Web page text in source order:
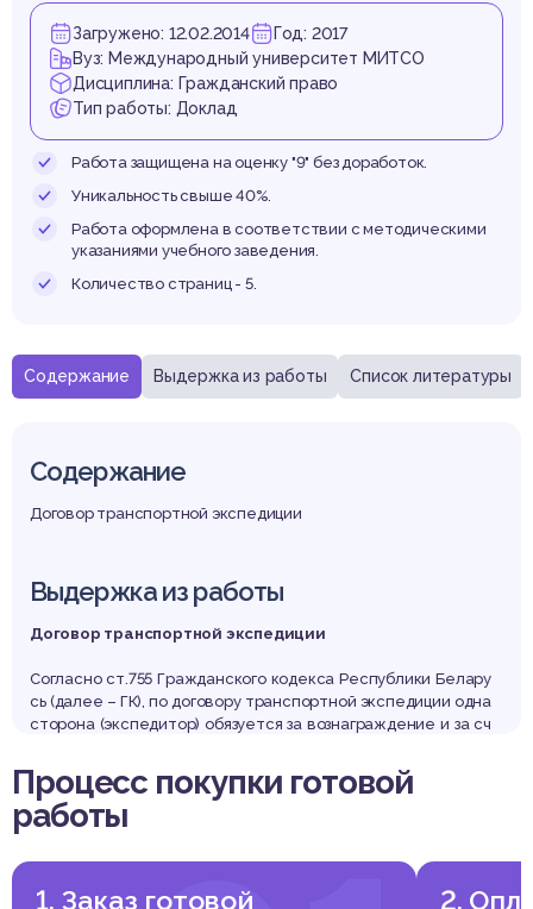
Содержание Выдержка из работы Список литературы
Содержание
Договор транспортной экспедиции
Выдержка из работы
Договор транспортной экспедиции
Согласно ст.755 Гражданского кодекса Республики Белару
сь (далее – ГК), по договору транспортной экспедиции одна
сторона (экспедитор) обязуется за вознаграждение и за сч
олучателя) выполнить или организовать выполнение опред
еленных договором экспедиции услуг, связанных с перевоз
кой груза.
ваемого договора относятся то, что данный договор:
• консенсуальным, т.е. экспедитор за определенное вознаг
раждение, а также, за счет стороны, которой оказывается
Загружено: 12.02.2014
Год: 2017
Вуз: Международный университет МИТСО
Дисциплина: Гражданский право
Тип работы: Доклад
Работа защищена на оценку "9" без доработок.
Уникальность свыше 40%.
Работа оформлена в соответствии с методическими
указаниями учебного заведения.
Количество страниц - 5.
Процесс покупки готовой
работы
1. Заказ готовой 2.